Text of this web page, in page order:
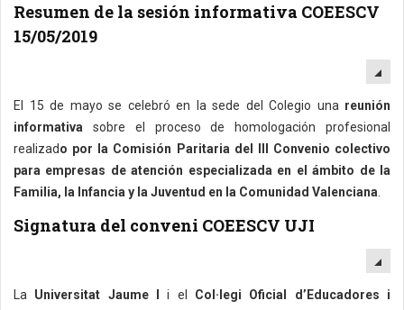
Resumen de la sesión informativa COEESCV
15/05/2019
El 15 de mayo se celebró en la sede del Colegio una reunión
informativa sobre el proceso de homologación profesional
realizado por la Comisión Paritaria del III Convenio colectivo
para empresas de atención especializada en el ámbito de la
Familia, la Infancia y la Juventud en la Comunidad Valenciana
Signatura del conveni COEESCV UJI
La Universitat Jaume I i el Col·legi Oficial d’Educadores i